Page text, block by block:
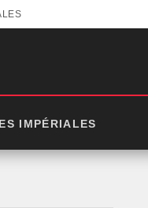
IMPÉRIALES